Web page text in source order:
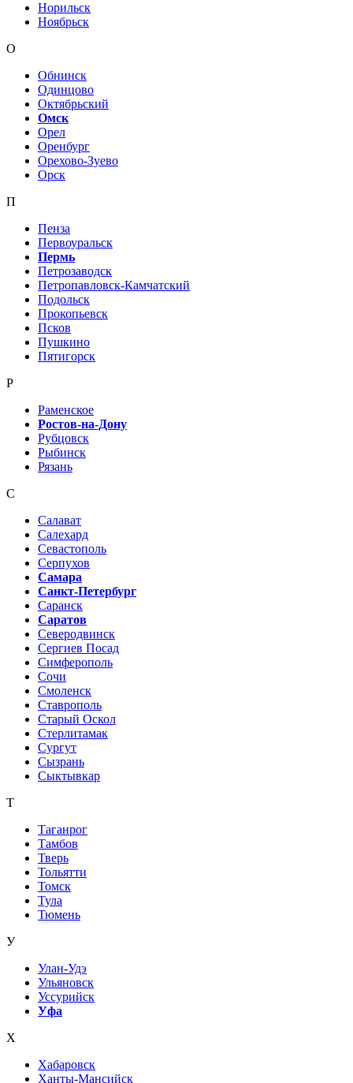
Норильск
Ноябрьск
О
Обнинск
Одинцово
Октябрьский
Омск
Орел
Оренбург
Орехово-Зуево
Орск
П
Пенза
Первоуральск
Пермь
Петрозаводск
Петропавловск-Камчатский
Подольск
Прокопьевск
Псков
Пушкино
Пятигорск
Р
Раменское
Ростов-на-Дону
Рубцовск
Рыбинск
Рязань
С
Салават
Салехард
Севастополь
Серпухов
Самара
Санкт-Петербург
Саранск
Саратов
Северодвинск
Сергиев Посад
Симферополь
Сочи
Смоленск
Ставрополь
Старый Оскол
Стерлитамак
Сургут
Сызрань
Сыктывкар
Т
Таганрог
Тамбов
Тверь
Тольятти
Томск
Тула
Тюмень
У
Улан-Удэ
Ульяновск
Уссурийск
Уфа
Х
Хабаровск
Ханты-Мансийск